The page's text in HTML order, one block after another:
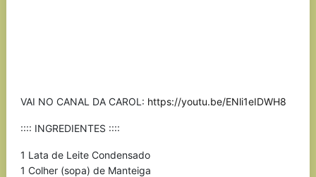
VAI NO CANAL DA CAROL: https://youtu.be/ENli1eIDWH8
:::: INGREDIENTES ::::
1 Lata de Leite Condensado
1 Colher (sopa) de Manteiga